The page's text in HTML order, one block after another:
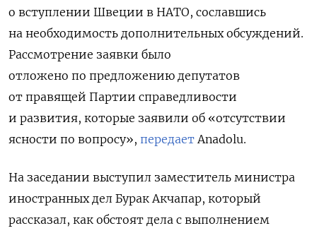
о вступлении Швеции в НАТО, сославшись
на необходимость дополнительных обсуждений.
Рассмотрение заявки было
отложено по предложению депутатов
от правящей Партии справедливости
и развития, которые заявили об «отсутствии
ясности по вопросу», передаетAnadolu.
На заседании выступил заместитель министра
иностранных дел Бурак Акчапар, который
рассказал, как обстоят дела с выполнением